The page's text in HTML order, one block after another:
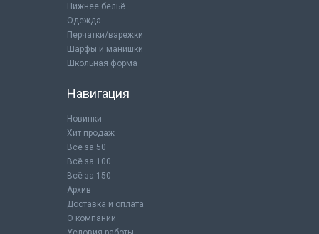
Нижнее бельё
Одежда
Перчатки/варежки
Шарфы и манишки
Школьная форма
Навигация
Новинки
Хит продаж
Всё за 50
Всё за 100
Всё за 150
Архив
Доставка и оплата
О компании